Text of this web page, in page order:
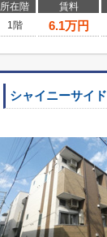
所在階 賃料
1階
6.1万円
シャイニーサイド